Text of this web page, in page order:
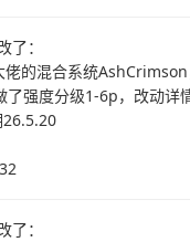
了：
佬的混合系统
了强度分级1-6p，改动详
了：